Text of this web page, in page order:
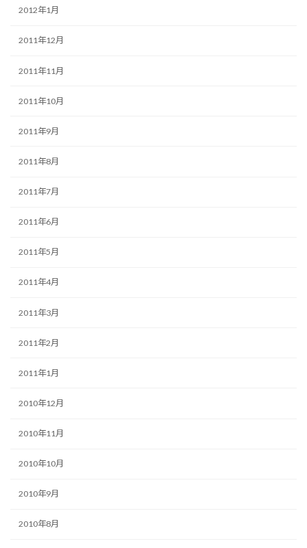
2012年1月
2011年12月
2011年11月
2011年10月
2011年9月
2011年8月
2011年7月
2011年6月
2011年5月
2011年4月
2011年3月
2011年2月
2011年1月
2010年12月
2010年11月
2010年10月
2010年9月
2010年8月